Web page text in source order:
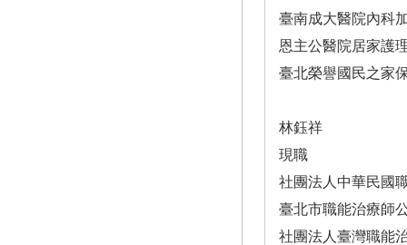
臺南成大醫院內科
恩主公醫院居家護
臺北榮譽國民之家
林鈺祥
現職
社團法人中華民國
臺北市職能治療師
社團法人臺灣職能